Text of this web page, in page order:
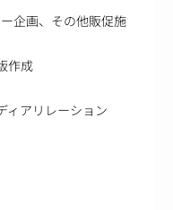
企画、その他販促施
作成
ィアリレーション